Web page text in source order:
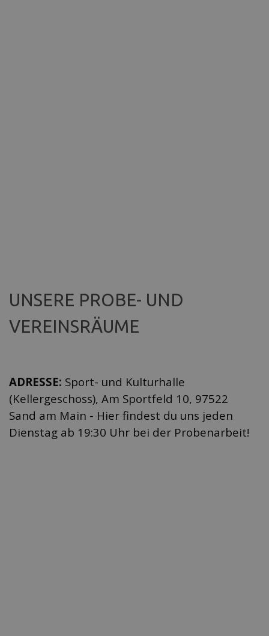
UNSERE PROBE- UND
VEREINSRÄUME
ADRESSE: Sport- und Kulturhalle
(Kellergeschoss), Am Sportfeld 10, 97522
Sand am Main - Hier findest du uns jeden
Dienstag ab 19:30 Uhr bei der Probenarbeit!